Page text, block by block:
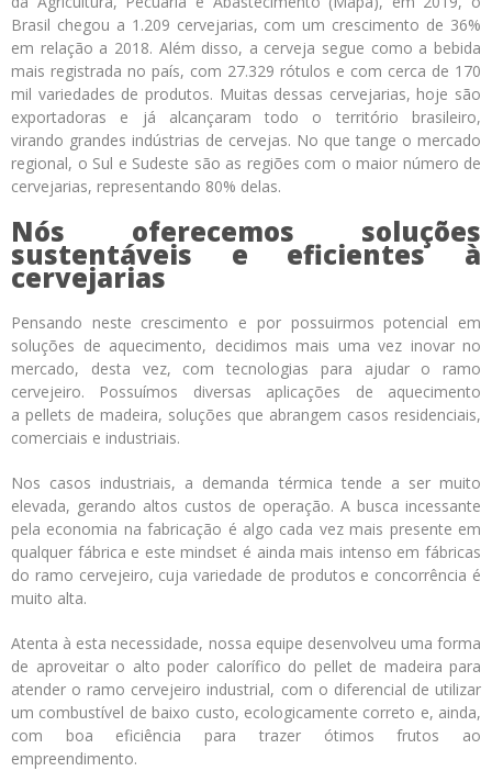
Brasil chegou a 1.209 cervejarias, com um crescimento de 36%
em relação a 2018. Além disso, a cerveja segue como a bebida
mais registrada no país, com 27.329 rótulos e com cerca de 170
mil variedades de produtos. Muitas dessas cervejarias, hoje são
exportadoras e já alcançaram todo o território brasileiro,
virando grandes indústrias de cervejas. No que tange o mercado
regional, o Sul e Sudeste são as regiões com o maior número de
cervejarias, representando 80% delas.
Nós oferecemos soluções
sustentáveis e eficientes à
cervejarias
Pensando neste crescimento e por possuirmos potencial em
soluções de aquecimento, decidimos mais uma vez inovar no
mercado, desta vez, com tecnologias para ajudar o ramo
cervejeiro. Possuímos diversas aplicações de aquecimento
a pellets de madeira, soluções que abrangem casos residenciais,
comerciais e industriais.
Nos casos industriais, a demanda térmica tende a ser muito
elevada, gerando altos custos de operação. A busca incessante
pela economia na fabricação é algo cada vez mais presente em
qualquer fábrica e este mindset é ainda mais intenso em fábricas
do ramo cervejeiro, cuja variedade de produtos e concorrência é
muito alta.
Atenta à esta necessidade, nossa equipe desenvolveu uma forma
de aproveitar o alto poder calorífico do pellet de madeira para
atender o ramo cervejeiro industrial, com o diferencial de utilizar
um combustível de baixo custo, ecologicamente correto e, ainda,
com boa eficiência para trazer ótimos frutos ao
empreendimento.